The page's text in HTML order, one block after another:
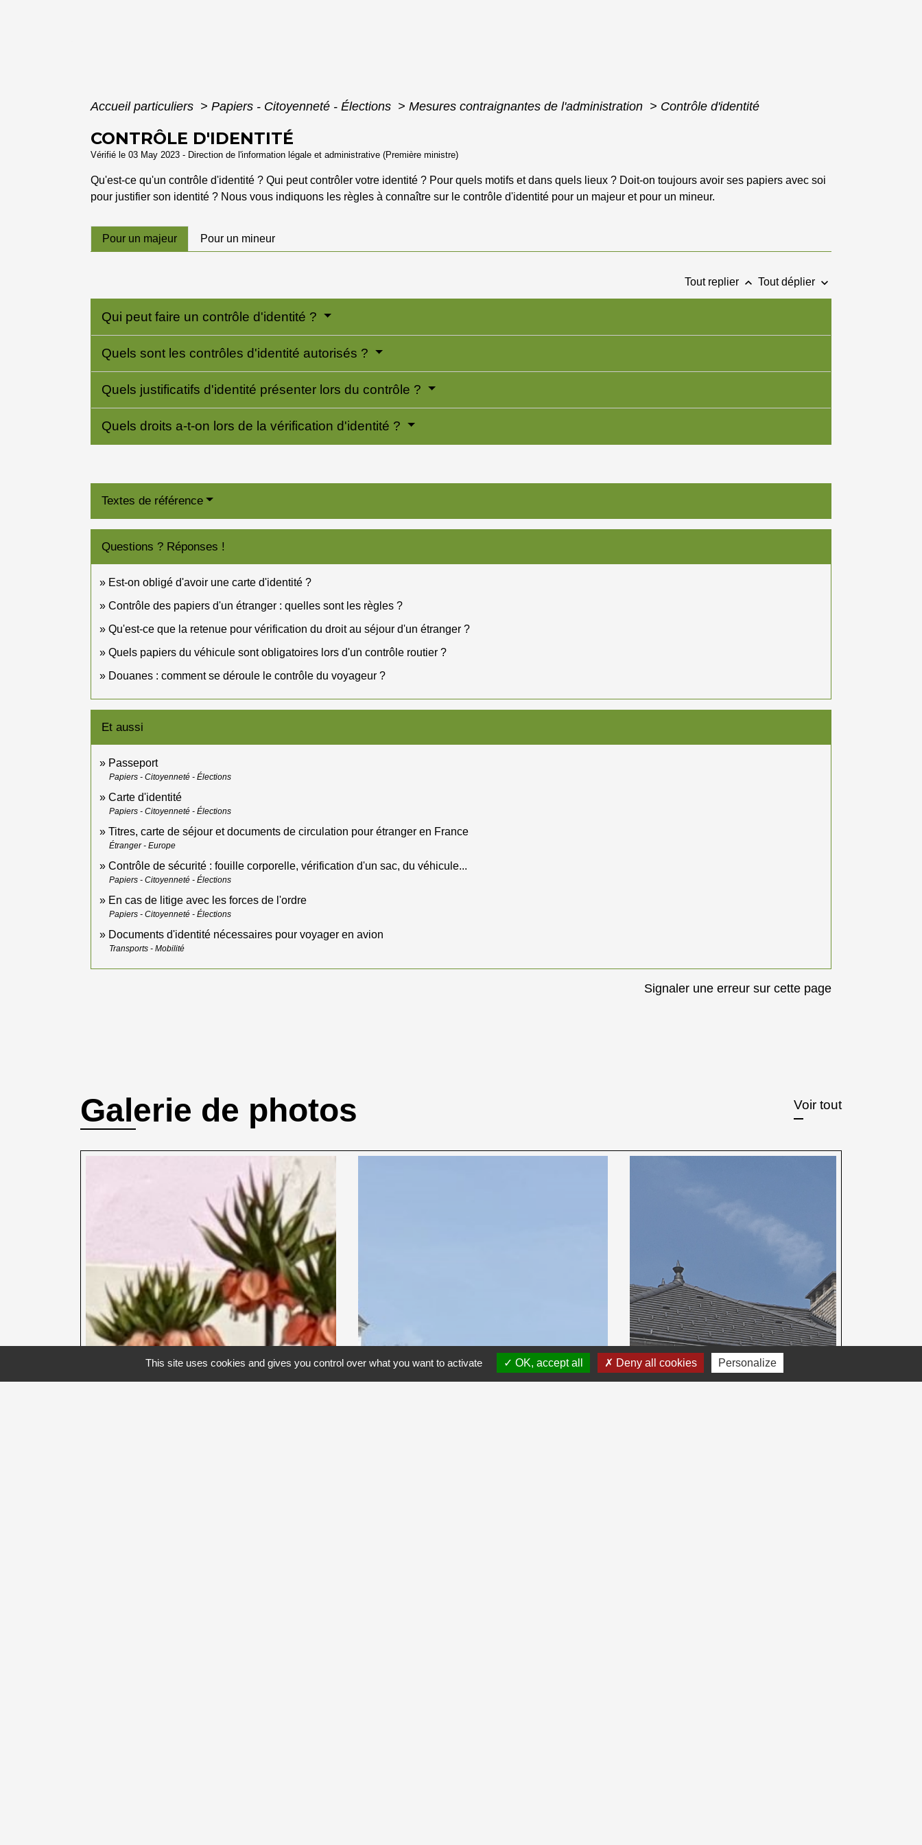
Accueil particuliers > Papiers - Citoyenneté - Élections > Mesures contraignantes de l'administration > Contrôle d'identité
CONTRÔLE D'IDENTITÉ
Vérifié le 03 May 2023 - Direction de l'information légale et administrative (Première ministre)
Qu'est-ce qu'un contrôle d'identité ? Qui peut contrôler votre identité ? Pour quels motifs et dans quels lieux ? Doit-on toujours avoir ses papiers avec soi
pour justifier son identité ? Nous vous indiquons les règles à connaître sur le contrôle d'identité pour un majeur et pour un mineur.
Pour un majeur Pour un mineur
Tout replier keyboard_arrow_up Tout déplier keyboard_arrow_down
Qui peut faire un contrôle d'identité ?
Quels sont les contrôles d'identité autorisés ?
Quels justificatifs d'identité présenter lors du contrôle ?
Quels droits a-t-on lors de la vérification d'identité ?
Textes de référence
Questions ? Réponses !
Est-on obligé d'avoir une carte d'identité ?
Contrôle des papiers d'un étranger : quelles sont les règles ?
Qu'est-ce que la retenue pour vérification du droit au séjour d'un étranger ?
Quels papiers du véhicule sont obligatoires lors d'un contrôle routier ?
Douanes : comment se déroule le contrôle du voyageur ?
Et aussi
Passeport
Papiers - Citoyenneté - Élections
Carte d'identité
Papiers - Citoyenneté - Élections
Titres, carte de séjour et documents de circulation pour étranger en France
Étranger - Europe
Contrôle de sécurité : fouille corporelle, vérification d'un sac, du véhicule...
Papiers - Citoyenneté - Élections
En cas de litige avec les forces de l'ordre
Papiers - Citoyenneté - Élections
Documents d'identité nécessaires pour voyager en avion
Transports - Mobilité
Signaler une erreur sur cette page
Galerie de photos Voir tout
This site uses cookies and gives you control over what you want to activate OK, accept all Deny all cookies Personalize